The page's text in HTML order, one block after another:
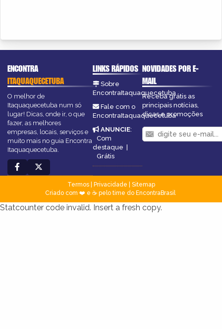
ENCONTRA
ITAQUAQUECETUBA
O melhor de
Itaquaquecetuba num só
lugar! Dicas, onde ir, o que
fazer, as melhores
empresas, locais, serviços e
muito mais no guia Encontra
Itaquaquecetuba.
LINKS RÁPIDOS
Sobre
EncontraItaquaquecetuba
Fale com o
EncontraItaquaquecetuba
ANUNCIE:
Com
destaque |
Grátis
NOVIDADES POR E-
MAIL
Receba grátis as
principais notícias,
dicas e promoções
Termos| Privacidade
Sitemap
Criado com ❤️ e ☕ pelo time do EncontraBrasil
Statcounter code invalid. Insert a fresh copy.